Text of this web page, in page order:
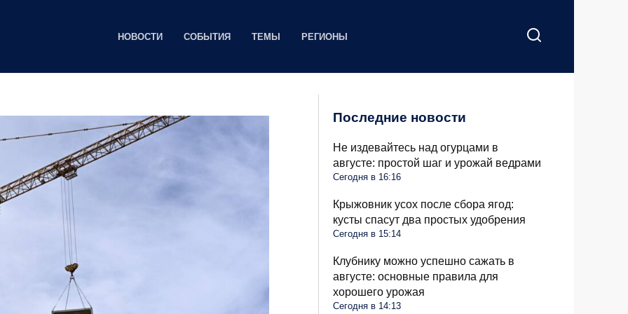
НОВОСТИ СОБЫТИЯ ТЕМЫ РЕГИОНЫ
Последние новости
Не издевайтесь над огурцами в
августе: простой шаг и урожай ведрами
Сегодня в 16:16
Крыжовник усох после сбора ягод:
кусты спасут два простых удобрения
Сегодня в 15:14
Клубнику можно успешно сажать в
августе: основные правила для
хорошего урожая
Сегодня в 14:13